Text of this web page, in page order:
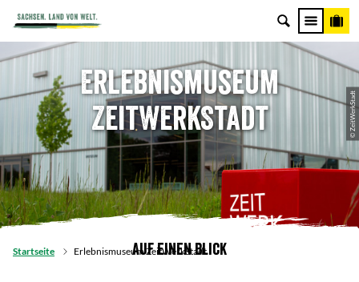
© ZeitWerkStadt
Erlebnismuseum
ZeitWerkStadt
Startseite Erlebnismuseum ZeitWerkStadt
Auf einen Blick